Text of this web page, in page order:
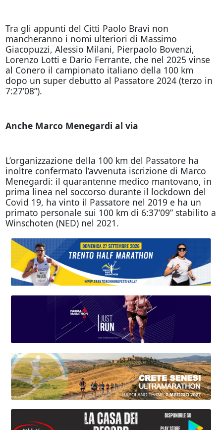
Tra gli appunti del Cittì Paolo Bravi non
mancheranno i nomi ulteriori di Massimo
Giacopuzzi, Alessio Milani, Pierpaolo Bovenzi,
Lorenzo Lotti e Dario Ferrante, che nel 2025 vinse
al Conero il campionato italiano della 100 km
dopo un super debutto al Passatore 2024 (terzo in
7:27’08”).
Anche Marco Menegardi al via
L’organizzazione della 100 km del Passatore ha
inoltre confermato l’avvenuta iscrizione di Marco
Menegardi: il quarantenne medico mantovano, in
prima linea nel soccorso durante il lockdown del
Covid 19, ha vinto il Passatore nel 2019 e ha un
primato personale sui 100 km di 6:37’09” stabilito a
Winschoten (NED) nel 2021.